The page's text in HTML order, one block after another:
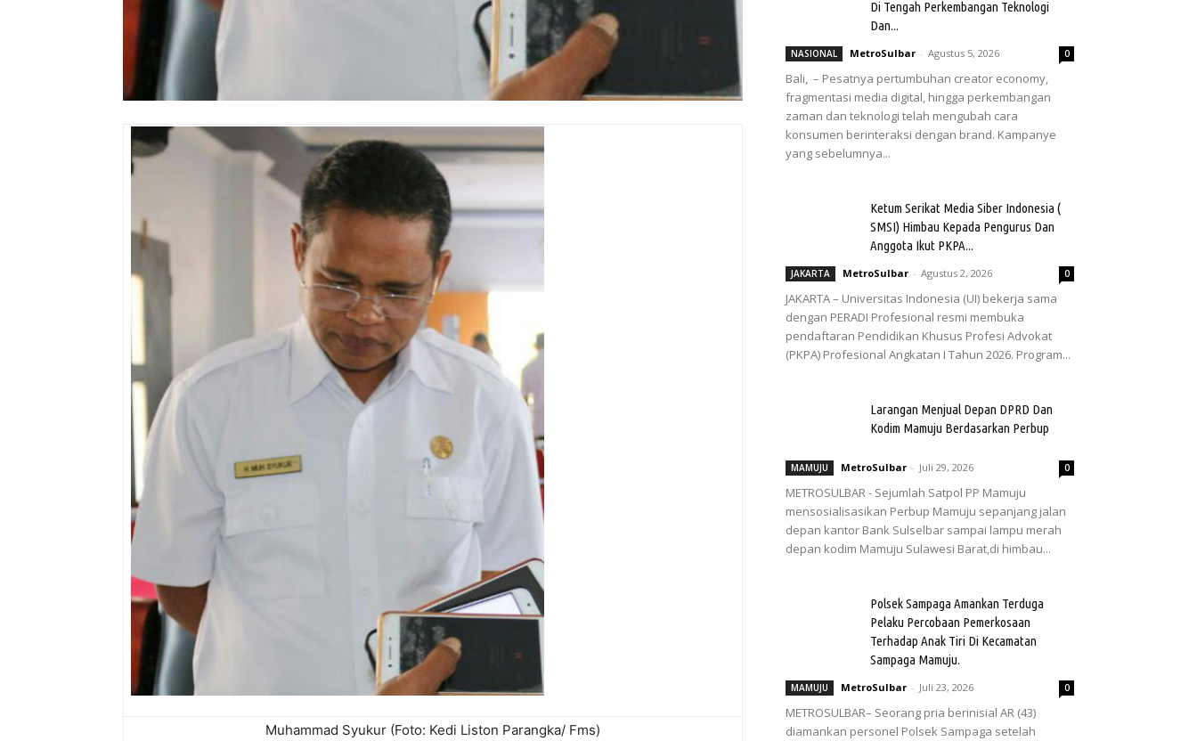
Muhammad Syukur (Foto: Kedi Liston Parangka/ Fms)
Di Tengah Perkembangan Teknologi
Dan...
NASIONAL MetroSulbar - Agustus 5, 2026 0
Bali, – Pesatnya pertumbuhan creator economy,
fragmentasi media digital, hingga perkembangan
zaman dan teknologi telah mengubah cara
konsumen berinteraksi dengan brand. Kampanye
yang sebelumnya...
Ketum Serikat Media Siber Indonesia (
SMSI) Himbau Kepada Pengurus Dan
Anggota Ikut PKPA...
JAKARTA MetroSulbar - Agustus 2, 2026 0
JAKARTA – Universitas Indonesia (UI) bekerja sama
dengan PERADI Profesional resmi membuka
pendaftaran Pendidikan Khusus Profesi Advokat
(PKPA) Profesional Angkatan I Tahun 2026. Program...
Larangan Menjual Depan DPRD Dan
Kodim Mamuju Berdasarkan Perbup
MAMUJU MetroSulbar - Juli 29, 2026 0
METROSULBAR - Sejumlah Satpol PP Mamuju
mensosialisasikan Perbup Mamuju sepanjang jalan
depan kantor Bank Sulselbar sampai lampu merah
depan kodim Mamuju Sulawesi Barat,di himbau...
Polsek Sampaga Amankan Terduga
Pelaku Percobaan Pemerkosaan
Terhadap Anak Tiri Di Kecamatan
Sampaga Mamuju.
MAMUJU MetroSulbar - Juli 23, 2026 0
METROSULBAR– Seorang pria berinisial AR (43)
diamankan personel Polsek Sampaga setelah